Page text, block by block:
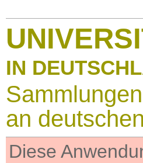
IN
an
Diese